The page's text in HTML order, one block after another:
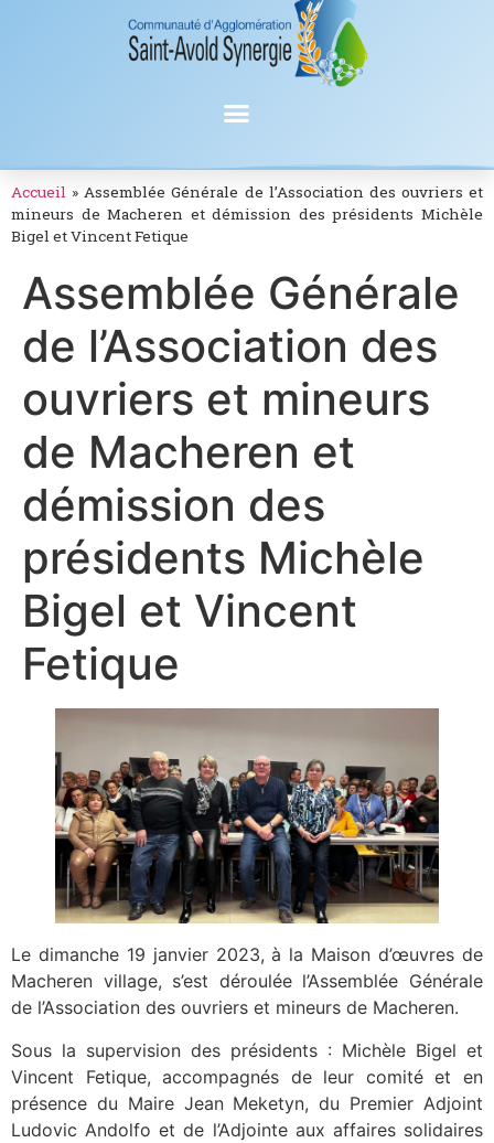
Accueil » Assemblée Générale de l’Association des ouvriers et
mineurs de Macheren et démission des présidents Michèle
Bigel et Vincent Fetique
Assemblée Générale
de l’Association des
ouvriers et mineurs
de Macheren et
démission des
présidents Michèle
Bigel et Vincent
Fetique
Le dimanche 19 janvier 2023, à la Maison d’œuvres de
Macheren village, s’est déroulée l’Assemblée Générale
de l’Association des ouvriers et mineurs de Macheren.
Sous la supervision des présidents : Michèle Bigel et
Vincent Fetique, accompagnés de leur comité et en
présence du Maire Jean Meketyn, du Premier Adjoint
Ludovic Andolfo et de l’Adjointe aux affaires solidaires